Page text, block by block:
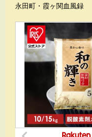
永田町・霞ヶ関血風録